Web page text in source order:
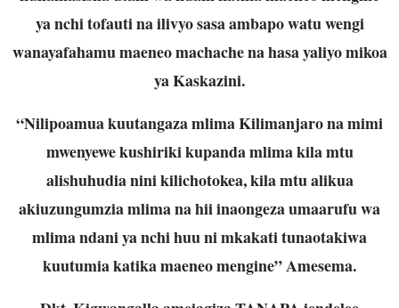
ya nchi tofauti na ilivyo sasa ambapo watu wengi
wanayafahamu maeneo machache na hasa yaliyo mikoa
ya Kaskazini.
“Nilipoamua kuutangaza mlima Kilimanjaro na mimi
mwenyewe kushiriki kupanda mlima kila mtu
alishuhudia nini kilichotokea, kila mtu alikua
akiuzungumzia mlima na hii inaongeza umaarufu wa
mlima ndani ya nchi huu ni mkakati tunaotakiwa
kuutumia katika maeneo mengine” Amesema.